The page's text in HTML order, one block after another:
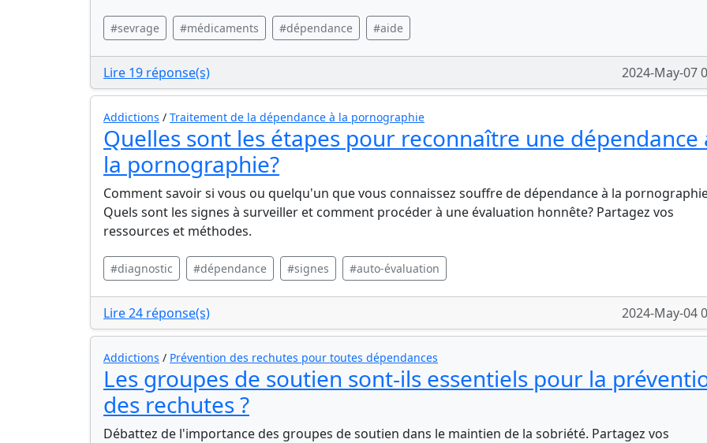
#sevrage #médicaments #dépendance #aide
Lire 19 réponse(s) 2024-May-07
Addictions / Traitement de la dépendance à la pornographie
Quelles sont les étapes pour reconnaître une dépendance
la pornographie?
Comment savoir si vous ou quelqu'un que vous connaissez souffre de dépendance à la
Quels sont les signes à surveiller et comment procéder à une évaluation honnête? Partagez vos
ressources et méthodes.
#diagnostic #dépendance #signes #auto-évaluation
Lire 24 réponse(s) 2024-May-04
Addictions / Prévention des rechutes pour toutes dépendances
Les groupes de soutien sont-ils essentiels pour la
des rechutes ?
Débattez de l'importance des groupes de soutien dans le maintien de la sobriété. Partagez vos